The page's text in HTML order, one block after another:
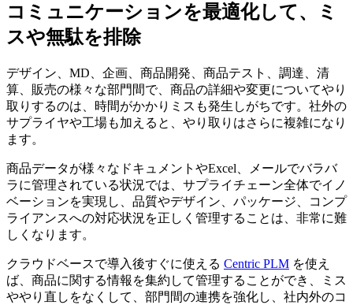
コミュニケーションを最適化して、ミ
スや無駄を排除
デザイン、MD、企画、商品開発、商品テスト、調達、清
算、販売の様々な部門間で、商品の詳細や変更についてやり
取りするのは、時間がかかりミスも発生しがちです。社外の
サプライヤや工場も加えると、やり取りはさらに複雑になり
ます。
商品データが様々なドキュメントやExcel、メールでバラバ
ラに管理されている状況では、サプライチェーン全体でイノ
ベーションを実現し、品質やデザイン、パッケージ、コンプ
ライアンスへの対応状況を正しく管理することは、非常に難
しくなります。
クラウドベースで導入後すぐに使える Centric PLM を使え
ば、商品に関する情報を集約して管理することができ、ミス
ややり直しをなくして、部門間の連携を強化し、社内外のコ